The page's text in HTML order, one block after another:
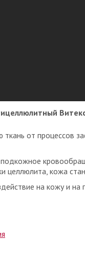
от процессов
целлюлита, кожа
на кожу и